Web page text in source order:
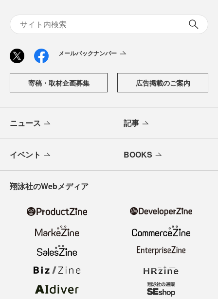
メールバックナンバー
寄稿・取材企画募集 広告掲載のご案内
ニュース 記事
イベント BOOKS
翔泳社のWebメディア